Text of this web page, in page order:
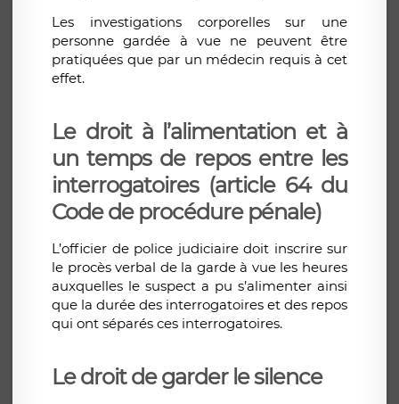
Les investigations corporelles sur une
personne gardée à vue ne peuvent être
pratiquées que par un médecin requis à cet
effet.
Le droit à l’alimentation et à
un temps de repos entre les
interrogatoires (article 64 du
Code de procédure pénale)
L’officier de police judiciaire doit inscrire sur
le procès verbal de la garde à vue les heures
auxquelles le suspect a pu s’alimenter ainsi
que la durée des interrogatoires et des repos
qui ont séparés ces interrogatoires.
Le droit de garder le silence